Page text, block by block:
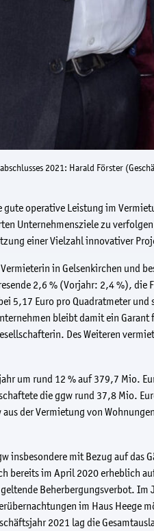
2021: Harald Förster
operative Leistung im
Unternehmensziele zu
einer Vielzahl innovativer
in Gelsenkirchen und
2,6 % (Vorjahr: 2,4 %),
5,17 Euro pro Quadratmeter und
bleibt damit ein Garant
Des Weiteren
um rund 12 % auf 379,7 Mio.
die ggw rund 37,8 Mio.
der Vermietung von
mit Bezug auf das
bereits im April 2020 erheblich
Beherbergungsverbot. Im
im Haus Heege
2021 lag die